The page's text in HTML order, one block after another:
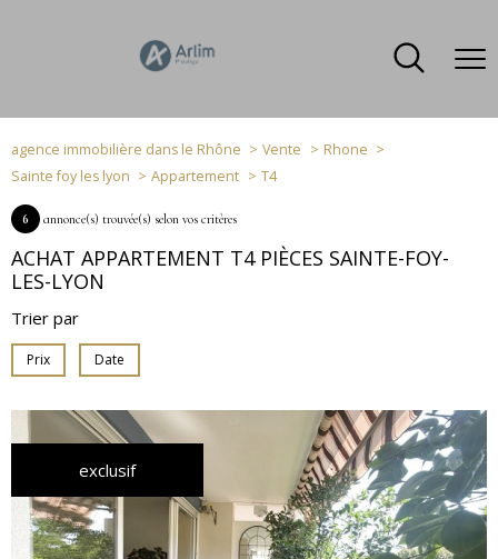
agence immobilière dans le Rhône Vente
Rhone
Sainte foy les lyon
Appartement T4
6 annonce(s) trouvée(s) selon vos critères
ACHAT APPARTEMENT T4 PIÈCES SAINTE-FOY-
LES-LYON
Trier par
Prix Date
exclusif